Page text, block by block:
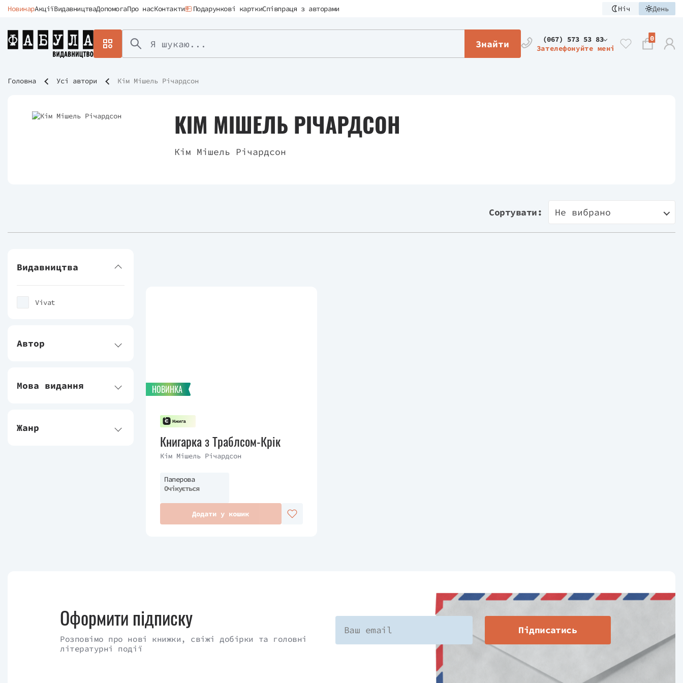
НовинарАкціїВидавництваДопомогаПро насКонтакти Подарункові карткиСпівпраця з авторами Ніч День
Знайти
(067) 573 53 83
Зателефонуйте мені
0
Головна Усі автори Кім Мішель Річардсон
КІМ МІШЕЛЬ РІЧАРДСОН
Кім Мішель Річардсон
Сортувати: Не вибрано
Видавництва
Vivat
Автор
Мова видання
Жанр
НОВИНКА
Книгарка з Траблсом-Крік
Кім Мішель Річардсон
Паперова
Очікується
Додати у кошик
Оформити підписку
Розповімо про нові книжки, свіжі добірки та головні
літературні події
Підписатись